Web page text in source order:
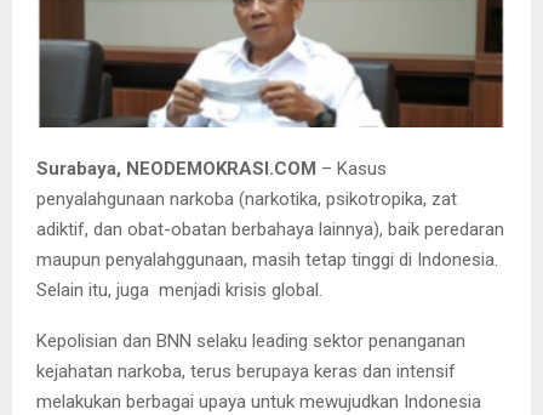
Kepala BNNP Jatim Brigjen Pol Idris Kadir.
Surabaya, NEODEMOKRASI.COM – Kasus
penyalahgunaan narkoba (narkotika, psikotropika, zat
adiktif, dan obat-obatan berbahaya lainnya), baik peredaran
maupun penyalahggunaan, masih tetap tinggi di Indonesia.
Selain itu, juga menjadi krisis global.
Kepolisian dan BNN selaku leading sektor penanganan
kejahatan narkoba, terus berupaya keras dan intensif
melakukan berbagai upaya untuk mewujudkan Indonesia